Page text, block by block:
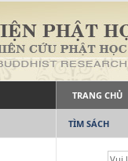
TRANG CHỦ
TÌM SÁCH